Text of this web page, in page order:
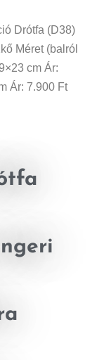
Drótfa (D38)
Méret (balról
cm Ár:
Ár: 7.900 Ft